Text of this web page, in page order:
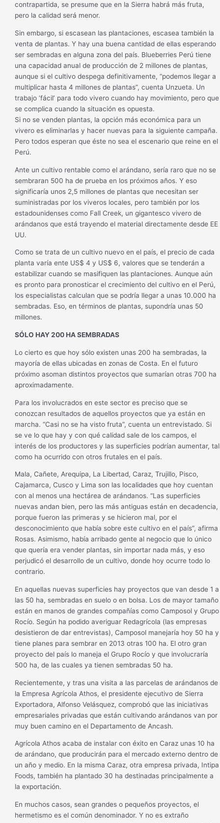
contrapartida, se presume que en la Sierra habrá más fruta,
pero la calidad será menor.
Sin embargo, si escasean las plantaciones, escasea también la
venta de plantas. Y hay una buena cantidad de ellas esperando
ser sembradas en alguna zona del país. Blueberries Perú tiene
una capacidad anual de producción de 2 millones de plantas,
aunque si el cultivo despega definitivamente, “podemos llegar a
multiplicar hasta 4 millones de plantas”, cuenta Unzueta. Un
trabajo ‘fácil’ para todo vivero cuando hay movimiento, pero que
se complica cuando la situación es opuesta.
Si no se venden plantas, la opción más económica para un
vivero es eliminarlas y hacer nuevas para la siguiente campaña.
Pero todos esperan que éste no sea el escenario que reine en el
Perú.
Ante un cultivo rentable como el arándano, sería raro que no se
sembraran 500 ha de prueba en los próximos años. Y eso
significaría unos 2,5 millones de plantas que necesitan ser
suministradas por los viveros locales, pero también por los
estadounidenses como Fall Creek, un gigantesco vivero de
arándanos que está trayendo el material directamente desde EE
UU.
Como se trata de un cultivo nuevo en el país, el precio de cada
planta varía ente US$ 4 y US$ 6, valores que se tenderán a
estabilizar cuando se masifiquen las plantaciones. Aunque aún
es pronto para pronosticar el crecimiento del cultivo en el Perú,
los especialistas calculan que se podría llegar a unas 10.000 ha
sembradas. Eso, en términos de plantas, supondría unas 50
millones.
SÓLO HAY 200 HA SEMBRADAS
Lo cierto es que hoy sólo existen unas 200 ha sembradas, la
mayoría de ellas ubicadas en zonas de Costa. En el futuro
próximo asoman distintos proyectos que sumarían otras 700 ha
aproximadamente.
Para los involucrados en este sector es preciso que se
conozcan resultados de aquellos proyectos que ya están en
marcha. “Casi no se ha visto fruta”, cuenta un entrevistado. Si
se ve lo que hay y con qué calidad sale de los campos, el
interés de los productores y las superficies podrían aumentar, tal
como ha ocurrido con otros frutales en el país.
Mala, Cañete, Arequipa, La Libertad, Caraz, Trujillo, Pisco,
Cajamarca, Cusco y Lima son las localidades que hoy cuentan
con al menos una hectárea de arándanos. “Las superficies
nuevas andan bien, pero las más antiguas están en decadencia,
porque fueron las primeras y se hicieron mal, por el
desconocimiento que había sobre este cultivo en el país”, afirma
Rosas. Asimismo, había arribado gente al negocio que lo único
que quería era vender plantas, sin importar nada más, y eso
perjudicó el desarrollo de un cultivo, donde hoy ocurre todo lo
contrario.
En aquellas nuevas superficies hay proyectos que van desde 1 a
las 50 ha, sembradas en suelo o en bolsa. Los de mayor tamaño
están en manos de grandes compañías como Camposol y Grupo
Rocío. Según ha podido averiguar Redagrícola (las empresas
desistieron de dar entrevistas), Camposol manejaría hoy 50 ha y
tiene planes para sembrar en 2013 otras 100 ha. El otro gran
proyecto del país lo maneja el Grupo Rocío y que involucraría
500 ha, de las cuales ya tienen sembradas 50 ha.
Recientemente, y tras una visita a las parcelas de arándanos de
la Empresa Agrícola Athos, el presidente ejecutivo de Sierra
Exportadora, Alfonso Velásquez, comprobó que las iniciativas
empresariales privadas que están cultivando arándanos van por
muy buen camino en el Departamento de Ancash.
Agrícola Athos acaba de instalar con éxito en Caraz unas 10 ha
de arándano, que producirán para el mercado externo dentro de
un año y medio. En la misma Caraz, otra empresa privada, Intipa
Foods, también ha plantado 30 ha destinadas principalmente a
la exportación.
En muchos casos, sean grandes o pequeños proyectos, el
hermetismo es el común denominador. Y no es extraño